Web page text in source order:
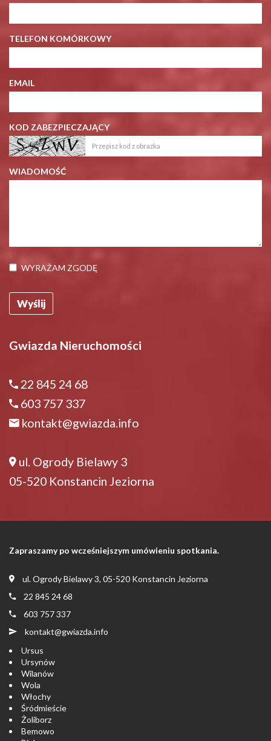
TELEFON KOMÓRKOWY
EMAIL
KOD ZABEZPIECZAJĄCY
WIADOMOŚĆ
WYRAŻAM ZGODĘ
Gwiazda Nieruchomości
22 845 24 68
603 757 337
kontakt@gwiazda.info
ul. Ogrody Bielawy 3
05-520 Konstancin Jeziorna
Zapraszamy po wcześniejszym umówieniu spotkania.
ul. Ogrody Bielawy 3, 05-520 Konstancin Jeziorna
22 845 24 68
603 757 337
kontakt@gwiazda.info
Ursus
Ursynów
Wilanów
Wola
Włochy
Śródmieście
Żoliborz
Bemowo